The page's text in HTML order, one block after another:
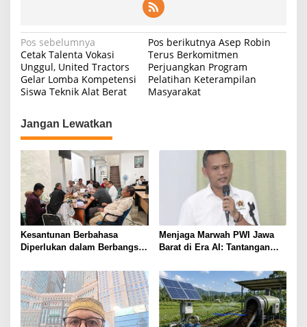
N
a
v
g
a
s
i
p
o
s
Pos sebelumnya
Cetak Talenta Vokasi
Unggul, United Tractors
Gelar Lomba Kompetensi
Siswa Teknik Alat Berat
Pos berikutnya Asep Robin
Terus Berkomitmen
Perjuangkan Program
Pelatihan Keterampilan
Masyarakat
Jangan Lewatkan
Kesantunan Berbahasa
Diperlukan dalam Berbangsa
Menjaga Marwah PWI Jawa
Barat di Era AI: Tantangan
Solidaritas Lintas Generasi